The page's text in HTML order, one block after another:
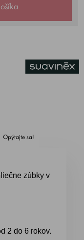
Opýtajte sa!
zúbky v
2 do 6 rokov.